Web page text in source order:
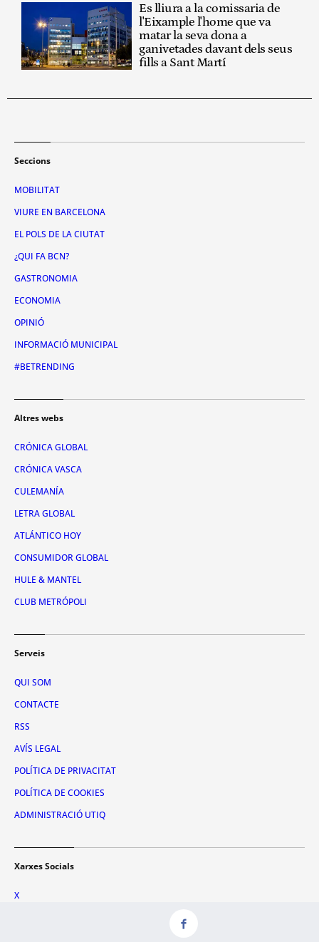
Es lliura a la comissaria de
l'Eixample l'home que va
matar la seva dona a
ganivetades davant dels seus
fills a Sant Martí
Seccions
MOBILITAT
VIURE EN BARCELONA
EL POLS DE LA CIUTAT
¿QUI FA BCN?
GASTRONOMIA
ECONOMIA
OPINIÓ
INFORMACIÓ MUNICIPAL
#BETRENDING
Altres webs
CRÓNICA GLOBAL
CRÓNICA VASCA
CULEMANÍA
LETRA GLOBAL
ATLÁNTICO HOY
CONSUMIDOR GLOBAL
HULE & MANTEL
CLUB METRÓPOLI
Serveis
QUI SOM
CONTACTE
RSS
AVÍS LEGAL
POLÍTICA DE PRIVACITAT
POLÍTICA DE COOKIES
ADMINISTRACIÓ UTIQ
Xarxes Socials
X